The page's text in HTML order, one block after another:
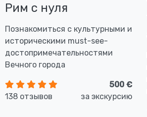
Рим с нуля
Познакомиться с культурными и
историческими must-see-
достопримечательностями
Вечного города
138 отзывов
500 €
за экскурсию